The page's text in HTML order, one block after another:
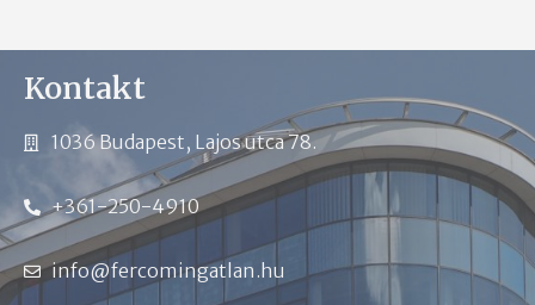
Kontakt
1036 Budapest, Lajos utca 78.
+361-250-4910
info@fercomingatlan.hu